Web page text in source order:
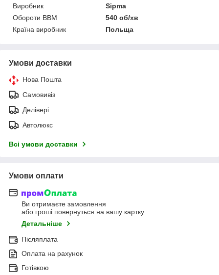
Виробник
Sipma
Обороти ВВМ
540 об/хв
Країна виробник
Польща
Умови доставки
Нова Пошта
Самовивіз
Делівері
Автолюкс
Всі умови доставки
Умови оплати
Ви отримаєте замовлення
або гроші повернуться на вашу картку
Детальніше
Післяплата
Оплата на рахунок
Готівкою